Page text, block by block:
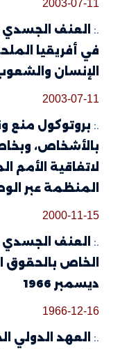
2003-07-11
العنف الجسدي
في أفريقيا
الإنسان والشعوب بتاريخ 11
2003-07-11
بروتوكول منع
بالأشخاص،
لاتفاقية الأمم
المنظمة عبر الوطنية
2000-11-15
العنف الجسدي
ديسمبر 1966
1966-12-16
العهد الدولي